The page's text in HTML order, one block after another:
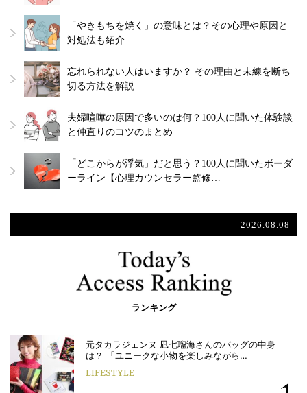
「やきもちを焼く」の意味とは？その心理や原因と
対処法も紹介
忘れられない人はいますか？ その理由と未練を断ち
切る方法を解説
夫婦喧嘩の原因で多いのは何？100人に聞いた体験談
と仲直りのコツのまとめ
「どこからが浮気」だと思う？100人に聞いたボーダ
ーライン【心理カウンセラー監修…
2026.08.08
ランキング
元タカラジェンヌ 凪七瑠海さんのバッグの中身
は？ 「ユニークな小物を楽しみながら…
LIFESTYLE